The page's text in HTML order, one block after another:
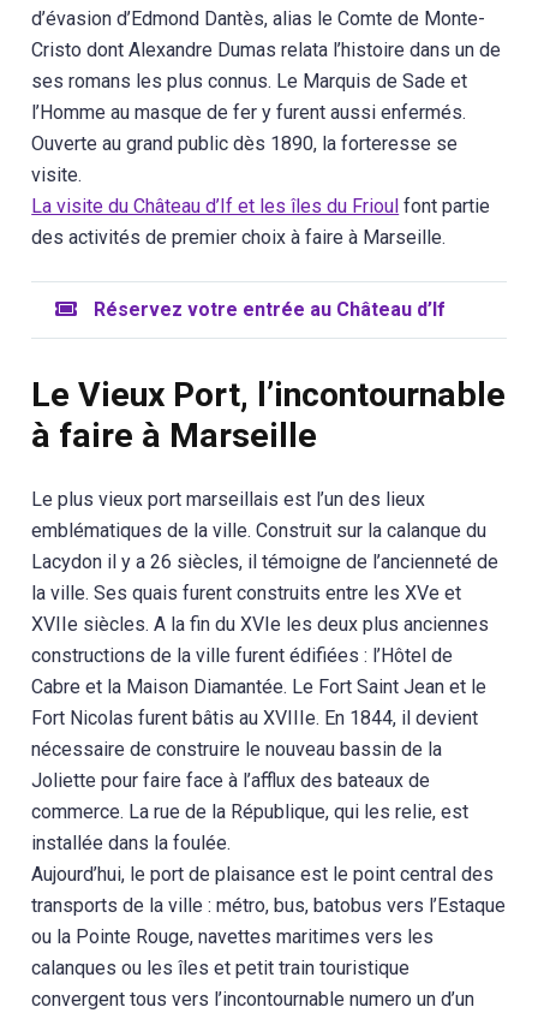
d’évasion d’Edmond Dantès, alias le Comte de Monte-
Cristo dont Alexandre Dumas relata l’histoire dans un de
ses romans les plus connus. Le Marquis de Sade et
l’Homme au masque de fer y furent aussi enfermés.
Ouverte au grand public dès 1890, la forteresse se
visite.
La visite du Château d’If et les îles du Frioul font partie
des activités de premier choix à faire à Marseille.
Réservez votre entrée au Château d’If
Le Vieux Port, l’incontournable
à faire à Marseille
Le plus vieux port marseillais est l’un des lieux
emblématiques de la ville. Construit sur la calanque du
Lacydon il y a 26 siècles, il témoigne de l’ancienneté de
la ville. Ses quais furent construits entre les XVe et
XVIIe siècles. A la fin du XVIe les deux plus anciennes
constructions de la ville furent édifiées : l’Hôtel de
Cabre et la Maison Diamantée. Le Fort Saint Jean et le
Fort Nicolas furent bâtis au XVIIIe. En 1844, il devient
nécessaire de construire le nouveau bassin de la
Joliette pour faire face à l’afflux des bateaux de
commerce. La rue de la République, qui les relie, est
installée dans la foulée.
Aujourd’hui, le port de plaisance est le point central des
transports de la ville : métro, bus, batobus vers l’Estaque
ou la Pointe Rouge, navettes maritimes vers les
calanques ou les îles et petit train touristique
convergent tous vers l’incontournable numero un d’un